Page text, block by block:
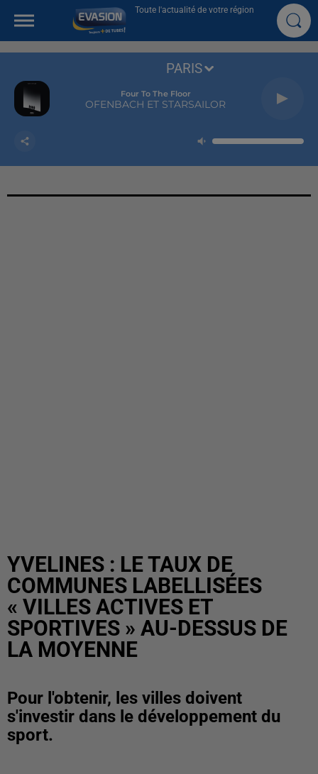
Toute l'actualité de votre région
Four To The Floor
OFENBACH ET STARSAILOR
PARIS
YVELINES : LE TAUX DE
COMMUNES LABELLISÉES
« VILLES ACTIVES ET
SPORTIVES » AU-DESSUS DE
LA MOYENNE
Pour l'obtenir, les villes doivent
s'investir dans le développement du
sport.